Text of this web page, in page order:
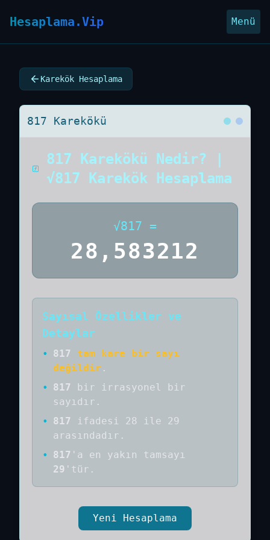
Hesaplama.Vip Menü
Karekök Hesaplama
817 Karekökü
817 Karekökü Nedir? |
√817 Karekök Hesaplama
√817 =
28,583212
Sayısal Özellikler ve
Detaylar
• 817
tam kare bir sayı
değildir .
•
817 bir
irrasyonel bir
sayıdır .
•
817
ifadesi 28 ile 29
arasındadır.
•
817 'a en yakın tamsayı
29 'tür.
Yeni Hesaplama